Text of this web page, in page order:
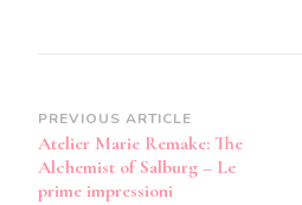
Post
Navigation
PREVIOUS ARTICLE
Atelier Marie Remake: The
Alchemist of Salburg – Le
prime impressioni